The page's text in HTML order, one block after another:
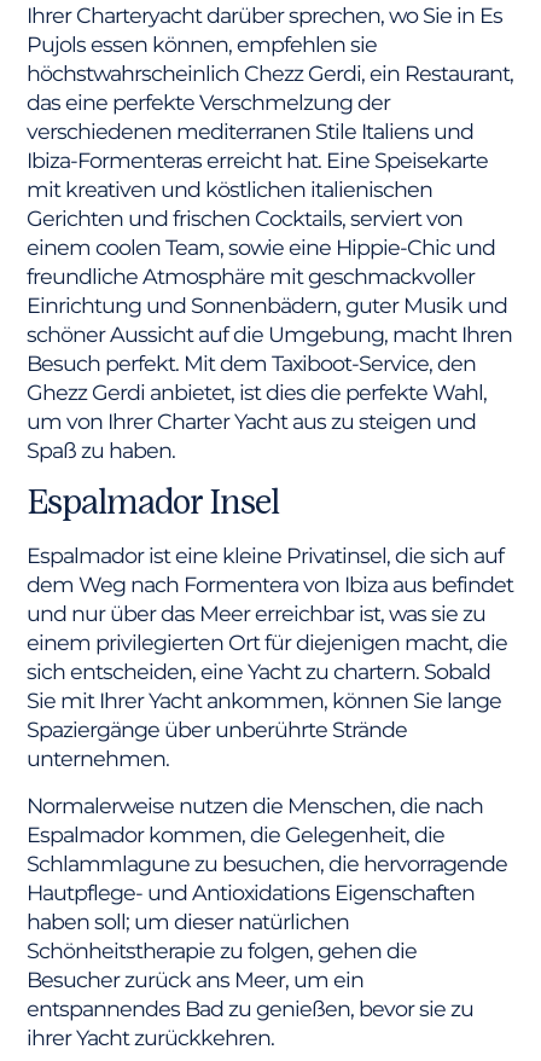
Ihrer Charteryacht darüber sprechen, wo Sie in Es
Pujols essen können, empfehlen sie
höchstwahrscheinlich Chezz Gerdi, ein Restaurant,
das eine perfekte Verschmelzung der
verschiedenen mediterranen Stile Italiens und
Ibiza-Formenteras erreicht hat. Eine Speisekarte
mit kreativen und köstlichen italienischen
Gerichten und frischen Cocktails, serviert von
einem coolen Team, sowie eine Hippie-Chic und
freundliche Atmosphäre mit geschmackvoller
Einrichtung und Sonnenbädern, guter Musik und
schöner Aussicht auf die Umgebung, macht Ihren
Besuch perfekt. Mit dem Taxiboot-Service, den
Ghezz Gerdi anbietet, ist dies die perfekte Wahl,
um von Ihrer Charter Yacht aus zu steigen und
Spaß zu haben.
Espalmador Insel
Espalmador ist eine kleine Privatinsel, die sich auf
dem Weg nach Formentera von Ibiza aus befindet
und nur über das Meer erreichbar ist, was sie zu
einem privilegierten Ort für diejenigen macht, die
sich entscheiden, eine Yacht zu chartern. Sobald
Sie mit Ihrer Yacht ankommen, können Sie lange
Spaziergänge über unberührte Strände
unternehmen.
Normalerweise nutzen die Menschen, die nach
Espalmador kommen, die Gelegenheit, die
Schlammlagune zu besuchen, die hervorragende
Hautpflege- und Antioxidations Eigenschaften
haben soll; um dieser natürlichen
Schönheitstherapie zu folgen, gehen die
Besucher zurück ans Meer, um ein
entspannendes Bad zu genießen, bevor sie zu
ihrer Yacht zurückkehren.